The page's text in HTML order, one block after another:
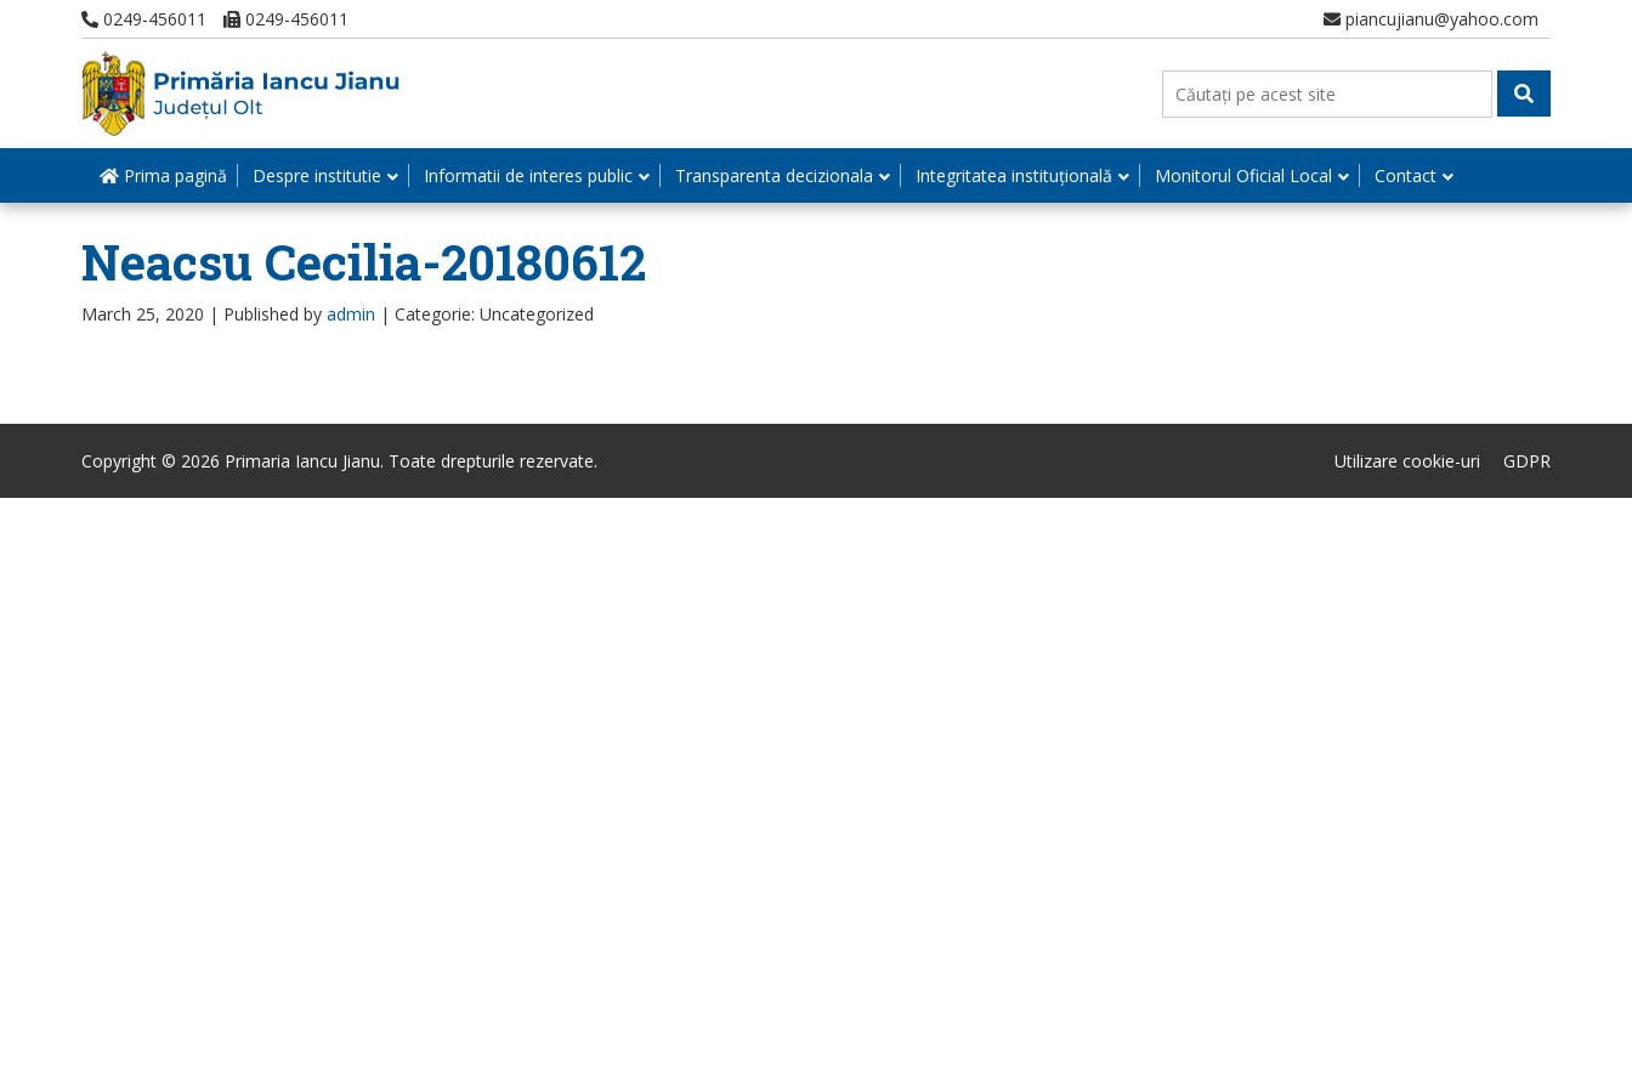
0249-456011 0249-456011 piancujianu@yahoo.com
Prima pagină Despre institutie Informatii de interes public Transparenta decizionala Integritatea instituțională Monitorul Oficial Local Contact
Neacsu Cecilia-20180612
March 25, 2020 | Published by admin | Categorie: Uncategorized
Copyright © 2026 Primaria Iancu Jianu. Toate drepturile rezervate. Utilizare cookie-uri GDPR